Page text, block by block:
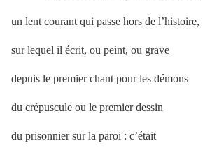
un lent courant qui passe hors de l’histoire,
sur lequel il écrit, ou peint, ou grave
depuis le premier chant pour les démons
du crépuscule ou le premier dessin
du prisonnier sur la paroi : c’était